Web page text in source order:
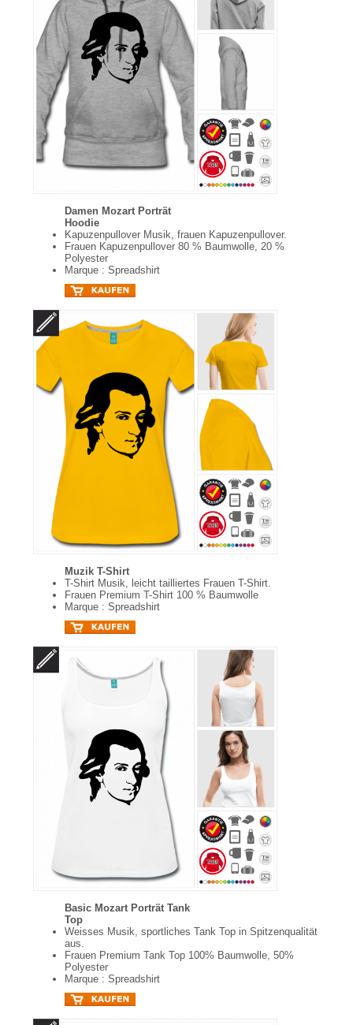
Damen Mozart Porträt
Hoodie
Kapuzenpullover Musik, frauen Kapuzenpullover.
Frauen Kapuzenpullover 80 % Baumwolle, 20 %
Polyester
Marque : Spreadshirt
Muzik T-Shirt
T-Shirt Musik, leicht tailliertes Frauen T-Shirt.
Frauen Premium T-Shirt 100 % Baumwolle
Marque : Spreadshirt
Basic Mozart Porträt Tank
Top
Weisses Musik, sportliches Tank Top in Spitzenqualität
aus.
Frauen Premium Tank Top 100% Baumwolle, 50%
Polyester
Marque : Spreadshirt